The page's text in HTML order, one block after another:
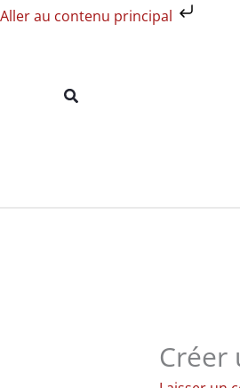
Aller au contenu principal
Aller
Rechercher
Créer